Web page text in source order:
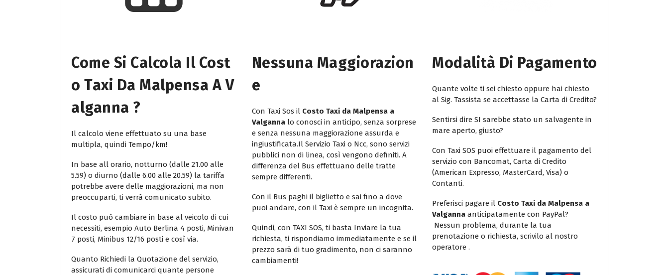
Come Si Calcola Il Cost
O Taxi Da Malpensa A V
Alganna ?
Il calcolo viene effettuato su una base
multipla, quindi Tempo/km!
In base all orario, notturno (dalle 21.00 alle
5.59) o diurno (dalle 6.00 alle 20.59) la tariffa
potrebbe avere delle maggiorazioni, ma non
preoccuparti, ti verrà comunicato subito.
Il costo può cambiare in base al veicolo di cui
necessiti, esempio Auto Berlina 4 posti, Minivan
7 posti, Minibus 12/16 posti e così via.
Quanto Richiedi la Quotazione del servizio,
assicurati di comunicarci quante persone
Nessuna Maggiorazion
E
Con Taxi Sos il Costo Taxi da Malpensa a
Valganna lo conosci in anticipo, senza sorprese
e senza nessuna maggiorazione assurda e
ingiustificata.Il Servizio Taxi o Ncc, sono servizi
pubblici non di linea, così vengono definiti. A
differenza del Bus effettuano delle tratte
sempre differenti.
Con il Bus paghi il biglietto e sai fino a dove
puoi andare, con il Taxi è sempre un incognita.
Quindi, con TAXI SOS, ti basta Inviare la tua
richiesta, ti rispondiamo immediatamente e se il
prezzo sarà di tuo gradimento, non ci saranno
cambiamenti!
Modalità Di Pagamento
Quante volte ti sei chiesto oppure hai chiesto
al Sig. Tassista se accettasse la Carta di Credito?
Sentirsi dire SI sarebbe stato un salvagente in
mare aperto, giusto?
Con Taxi SOS puoi effettuare il pagamento del
servizio con Bancomat, Carta di Credito
(American Expresso, MasterCard, Visa) o
Contanti.
Preferisci pagare il Costo Taxi da Malpensa a
Valganna anticipatamente con PayPal?
Nessun problema, durante la tua
prenotazione o richiesta, scrivilo al nostro
operatore .